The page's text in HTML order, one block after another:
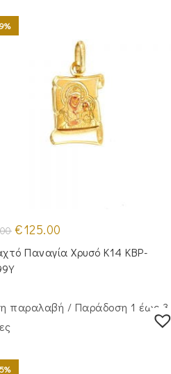
Original
price
was:
€155.00.
€125.00
τιμή
είναι:
Παναγία Χρυσό Κ14 KBP-
παραλαβή / Παράδoση 1 έως 3